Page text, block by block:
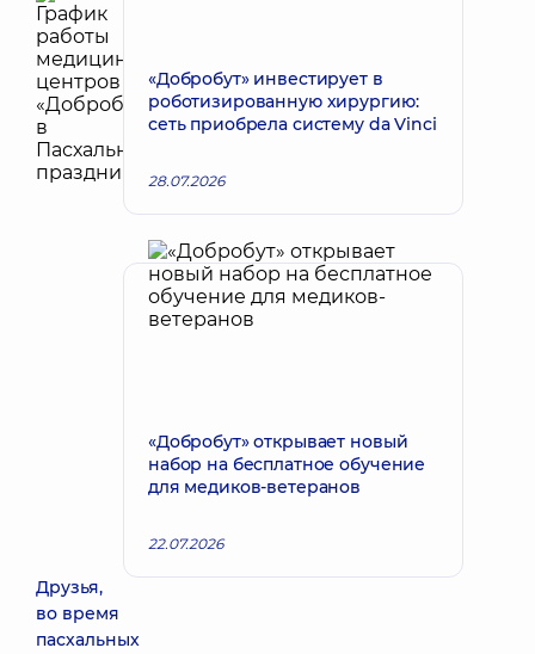
Друзья,
во время
пасхальных
«Добробут» инвестирует в
роботизированную хирургию:
сеть приобрела систему da Vinci
28.07.2026
«Добробут» открывает новый
набор на бесплатное обучение
для медиков-ветеранов
22.07.2026